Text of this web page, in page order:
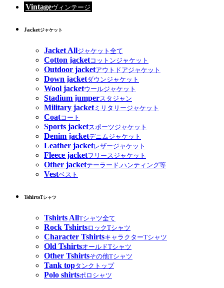
Vintageヴィンテージ
Jacketジャケット
Jacket Allジャケット全て
Cotton jacketコットンジャケット
Outdoor jacketアウトドアジャケット
Down jacketダウンジャケット
Wool jacketウールジャケット
Stadium jumperスタジャン
Military jacketミリタリージャケット
Coatコート
Sports jacketスポーツジャケット
Denim jacketデニムジャケット
Leather jacketレザージャケット
Fleece jacketフリースジャケット
Other jacketテーラード,ハンティング等
Vestベスト
TshirtsTシャツ
Tshirts AllTシャツ全て
Rock TshirtsロックTシャツ
Character TshirtsキャラクターTシャツ
Old TshirtsオールドTシャツ
Other Tshirtsその他Tシャツ
Tank topタンクトップ
Polo shirtsポロシャツ